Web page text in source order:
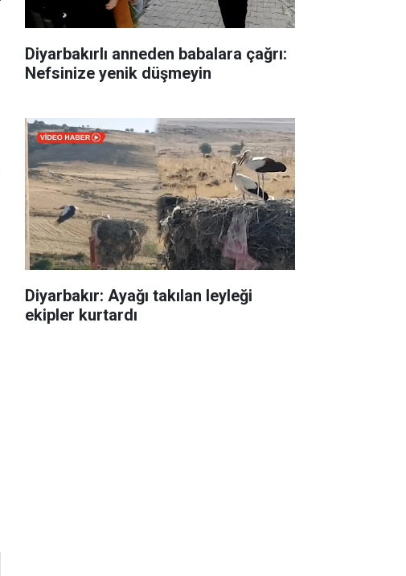
Diyarbakırlı anneden babalara çağrı:
Nefsinize yenik düşmeyin
Diyarbakır: Ayağı takılan leyleği
ekipler kurtardı